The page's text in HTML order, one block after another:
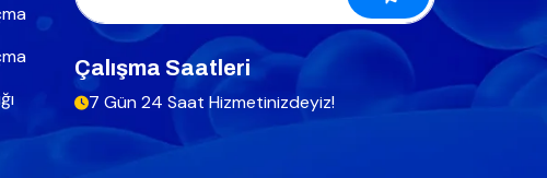
Çalışma Saatleri
7 Gün 24 Saat Hizmetinizdeyiz!